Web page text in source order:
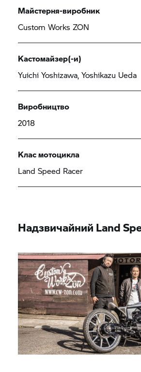
Майстерня-виробник
Custom Works ZON
Кастомайзер(-и)
Yuichi Yoshizawa, Yoshikazu Ueda
Виробництво
2018
Клас мотоцикла
Land Speed Racer
Надзвичайний Land